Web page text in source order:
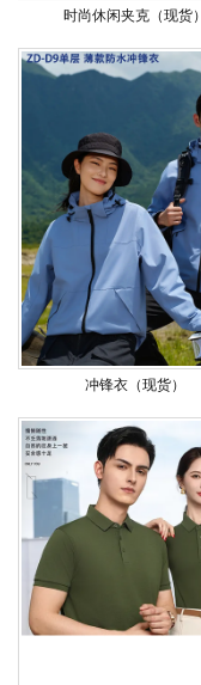
时尚休闲夹克（现货）
冲锋衣（现货）